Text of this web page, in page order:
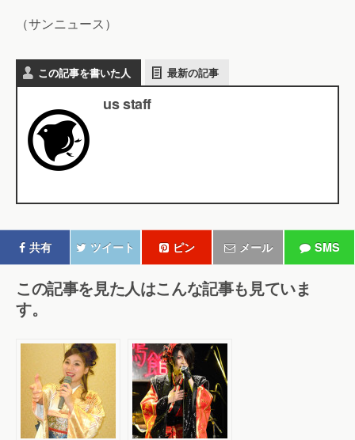
（サンニュース）
この記事を書いた人 最新の記事
us staff
共有 ツイート ピン メール SMS
この記事を見た人はこんな記事も見ていま
す。